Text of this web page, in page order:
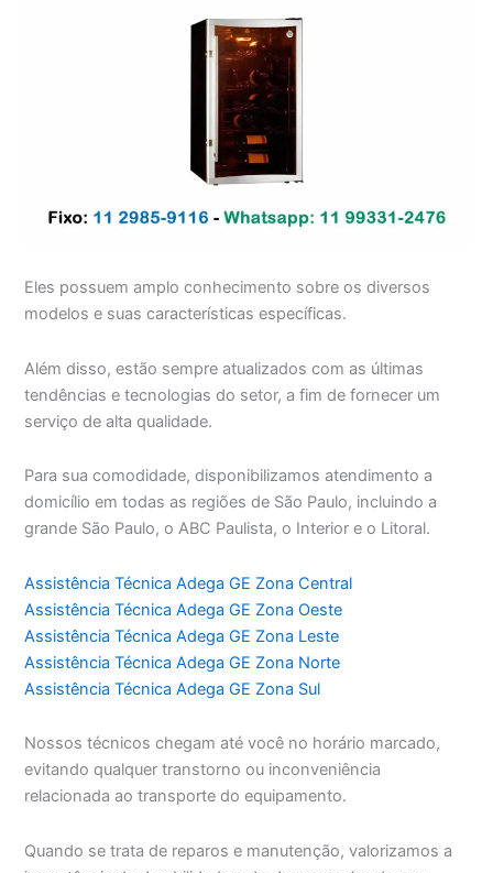
Eles possuem amplo conhecimento sobre os diversos
modelos e suas características específicas.
Além disso, estão sempre atualizados com as últimas
tendências e tecnologias do setor, a fim de fornecer um
serviço de alta qualidade.
Para sua comodidade, disponibilizamos atendimento a
domicílio em todas as regiões de São Paulo, incluindo a
grande São Paulo, o ABC Paulista, o Interior e o Litoral.
Assistência Técnica Adega GE Zona Central
Assistência Técnica Adega GE Zona Oeste
Assistência Técnica Adega GE Zona Leste
Assistência Técnica Adega GE Zona Norte
Assistência Técnica Adega GE Zona Sul
Nossos técnicos chegam até você no horário marcado,
evitando qualquer transtorno ou inconveniência
relacionada ao transporte do equipamento.
Quando se trata de reparos e manutenção, valorizamos a